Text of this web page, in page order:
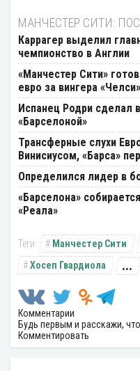
МАНЧЕСТЕР СИТИ:
Каррагер выделил
чемпионство в Англии
«Манчестер Сити»
евро за вингера «Челси»
Испанец Родри
«Барселоной»
Трансферные слухи
Винисиусом, «Барса»
Определился лидер в
«Барселона»
«Реала»
Манчестер Сити
Хосеп Гвардиола
...
Комментарии
Будь первым и расскажи,
Комментировать